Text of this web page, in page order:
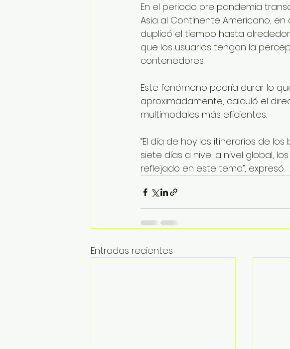
En el periodo pre pandemia
Asia al Continente Americano,
duplicó el tiempo hasta alrededor
que los usuarios tengan la
contenedores.
Este fenómeno podría durar lo
aproximadamente, calculó el
multimodales más eficientes.
“El día de hoy los itinerarios de
siete días a nivel a nivel global,
reflejado en este tema”, expresó.
Entradas recientes